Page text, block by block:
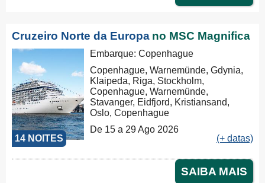
Cruzeiro Norte da Europa no MSC Magnifica
14 NOITES
Embarque: Copenhague
Copenhague, Warnemünde, Gdynia,
Klaipeda, Riga, Stockholm,
Copenhague, Warnemünde,
Stavanger, Eidfjord, Kristiansand,
Oslo, Copenhague
De 15 a 29 Ago 2026
(+ datas)
SAIBA MAIS